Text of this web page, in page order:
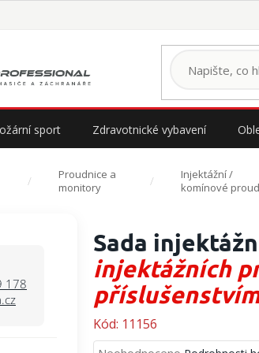
sport Zdravotnické vybavení
Proudnice a
monitory
Injektážní /
komínové
178
Sada
injektážních
Kód: 11156